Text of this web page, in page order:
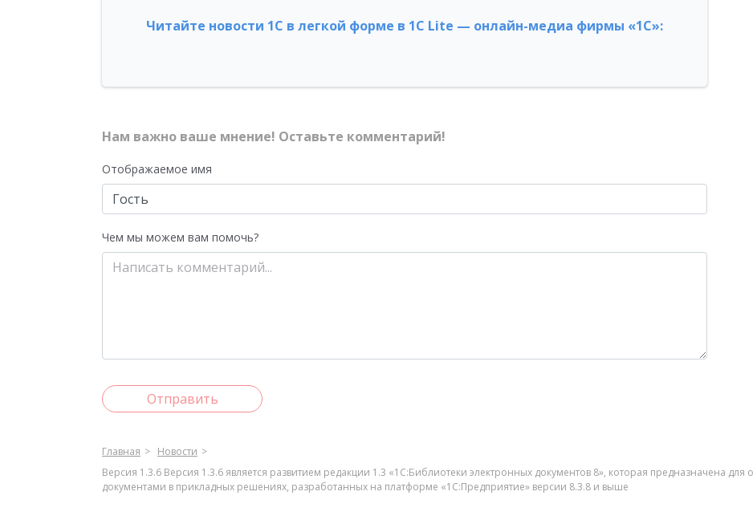
Читайте новости 1С в легкой форме в 1С Lite — онлайн-медиа фирмы «1С»:
Нам важно ваше мнение! Оставьте комментарий!
Отображаемое имя
Чем мы можем вам помочь?
Отправить
Главная
Новости
Версия 1.3.6 Версия 1.3.6 является развитием редакции 1.3 «1С:Библиотеки электронных документов 8», которая предназначена
документами в прикладных решениях, разработанных на платформе «1С:Предприятие» версии 8.3.8 и выше